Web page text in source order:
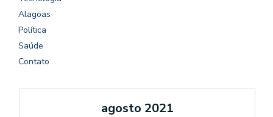
Alagoas
Política
Saúde
Contato
agosto 2021